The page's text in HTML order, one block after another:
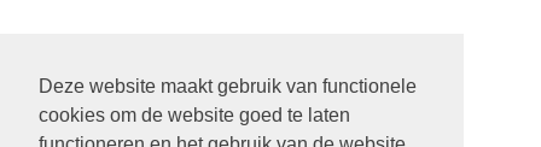
Deze website maakt gebruik van functionele
cookies om de website goed te laten
22 SEPTEMBER STARTDIENST MET ALLE PASTORES. 9.30